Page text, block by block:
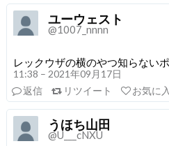
ユーウェスト
@1007_nnnn
レックウザの横のやつ知らない
11:38 – 2021年09月17日
返信
リツイート お気に
うほち山田
@U___cNXU